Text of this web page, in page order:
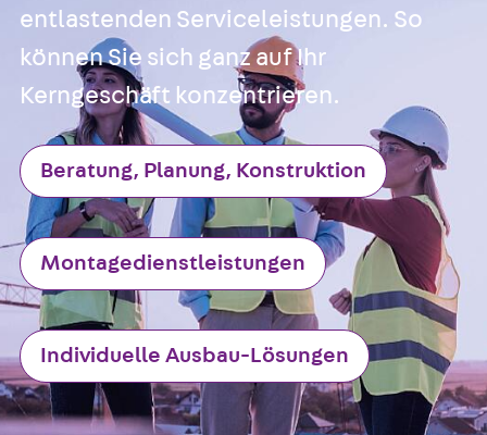
entlastenden Serviceleistungen. So
können Sie sich ganz auf Ihr
Kerngeschäft konzentrieren.
Beratung, Planung, Konstruktion
Montagedienstleistungen
Individuelle Ausbau-Lösungen